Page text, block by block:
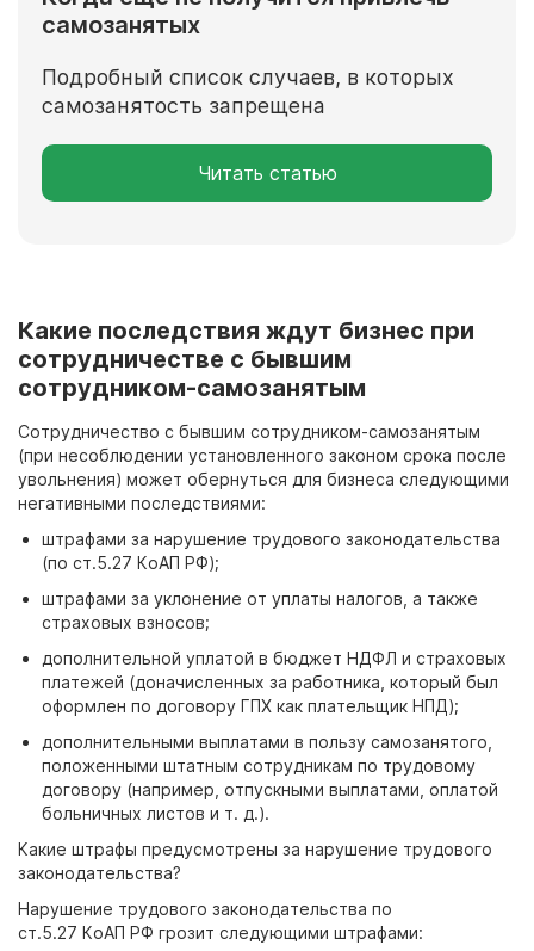
самозанятых
Подробный список случаев, в которых
самозанятость запрещена
Читать статью
Какие последствия ждут бизнес при
сотрудничестве с бывшим
сотрудником-самозанятым
Сотрудничество с бывшим сотрудником-самозанятым
(при несоблюдении установленного законом срока после
увольнения) может обернуться для бизнеса следующими
негативными последствиями:
штрафами за нарушение трудового законодательства
(по ст.5.27 КоАП РФ);
штрафами за уклонение от уплаты налогов, а также
страховых взносов;
дополнительной уплатой в бюджет НДФЛ и страховых
платежей (доначисленных за работника, который был
оформлен по договору ГПХ как плательщик НПД);
дополнительными выплатами в пользу самозанятого,
положенными штатным сотрудникам по трудовому
договору (например, отпускными выплатами, оплатой
больничных листов и т. д.).
Какие штрафы предусмотрены за нарушение трудового
законодательства?
Нарушение трудового законодательства по
ст.5.27 КоАП РФ грозит следующими штрафами: